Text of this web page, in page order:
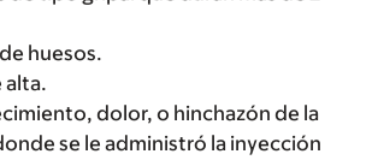
huesos.
alta.
dolor, o hinchazón de la
se le administró la inyección